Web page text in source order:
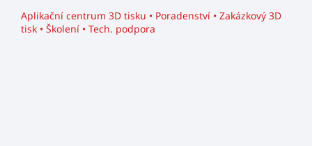
Aplikační centrum 3D tisku • Poradenství • Zakázkový 3D
tisk • Školení • Tech. podpora